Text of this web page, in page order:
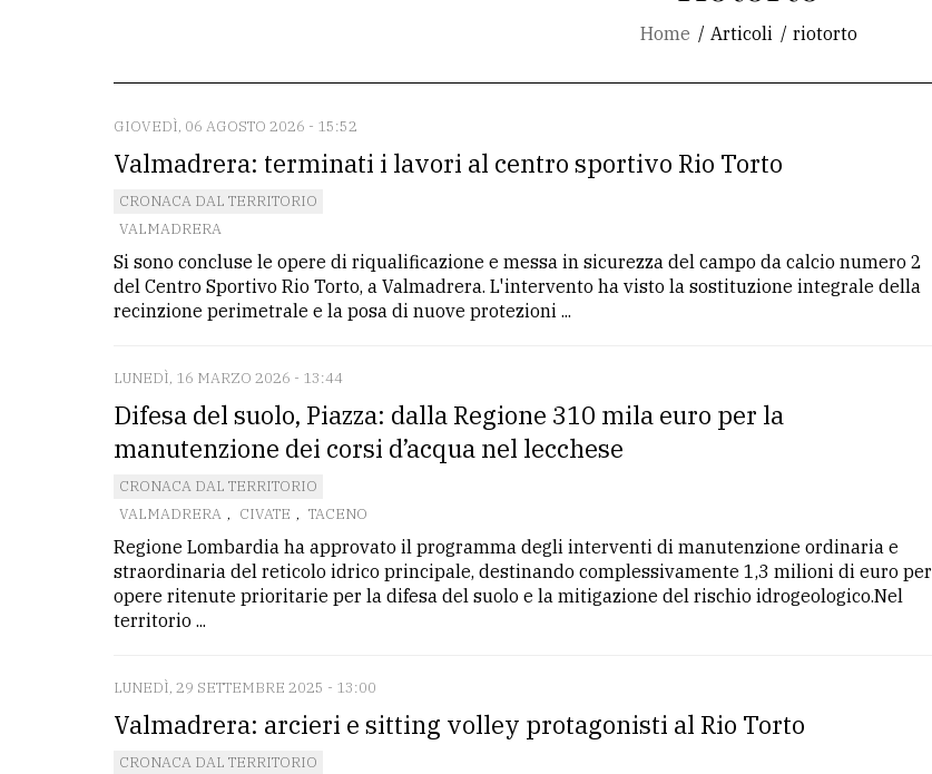
Home Articoli riotorto
GIOVEDÌ, 06 AGOSTO 2026 - 15:52
Valmadrera: terminati i lavori al centro sportivo Rio Torto
CRONACA DAL TERRITORIO
VALMADRERA
Si sono concluse le opere di riqualificazione e messa in sicurezza del campo da calcio numero 2
del Centro Sportivo Rio Torto, a Valmadrera. L'intervento ha visto la sostituzione integrale della
recinzione perimetrale e la posa di nuove protezioni ...
LUNEDÌ, 16 MARZO 2026 - 13:44
Difesa del suolo, Piazza: dalla Regione 310 mila euro per la
manutenzione dei corsi d’acqua nel lecchese
CRONACA DAL TERRITORIO
VALMADRERA , CIVATE , TACENO
Regione Lombardia ha approvato il programma degli interventi di manutenzione ordinaria e
straordinaria del reticolo idrico principale, destinando complessivamente 1,3 milioni di euro per
opere ritenute prioritarie per la difesa del suolo e la mitigazione del rischio idrogeologico.Nel
territorio ...
LUNEDÌ, 29 SETTEMBRE 2025 - 13:00
Valmadrera: arcieri e sitting volley protagonisti al Rio Torto
CRONACA DAL TERRITORIO